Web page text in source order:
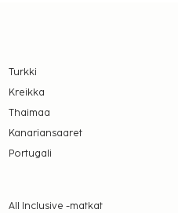
Turkki
Kreikka
Thaimaa
Kanariansaaret
Portugali
All Inclusive -matkat